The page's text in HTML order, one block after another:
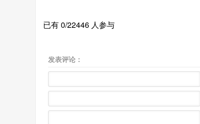
已有 0/22446 人参与
发表评论：